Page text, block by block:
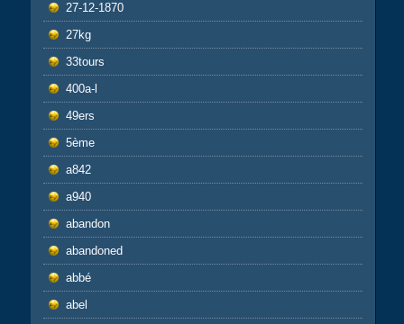
27-12-1870
27kg
33tours
400a-l
49ers
5ème
a842
a940
abandon
abandoned
abbé
abel